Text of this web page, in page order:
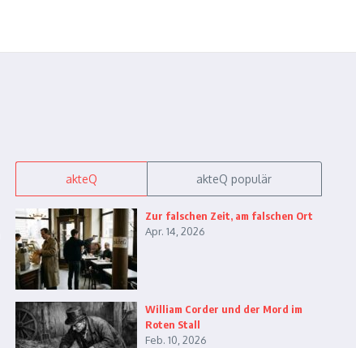
akteQ akteQ populär
Zur falschen Zeit, am falschen Ort
Apr. 14, 2026
William Corder und der Mord im
Roten Stall
Feb. 10, 2026